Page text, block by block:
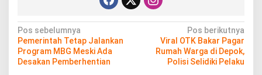
N
a
v
Pos sebelumnya
Pemerintah Tetap Jalankan
Program MBG Meski Ada
Desakan Pemberhentian
Pos berikutnya
Viral OTK Bakar Pagar
Rumah Warga di Depok,
Polisi Selidiki Pelaku